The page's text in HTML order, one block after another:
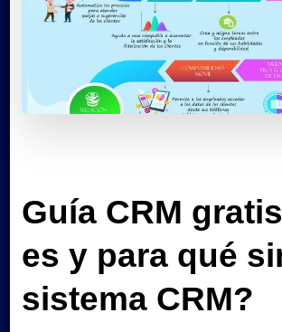
Guía CRM
es y para qué
sistema CRM?